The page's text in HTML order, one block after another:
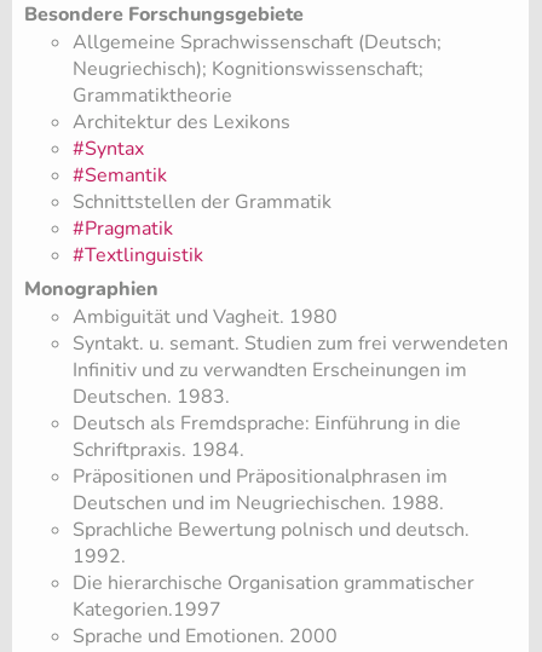
Besondere Forschungsgebiete
Allgemeine Sprachwissenschaft (Deutsch;
Neugriechisch); Kognitionswissenschaft;
Grammatiktheorie
Architektur des Lexikons
#Syntax
#Semantik
Schnittstellen der Grammatik
#Pragmatik
#Textlinguistik
Monographien
Ambiguität und Vagheit. 1980
Syntakt. u. semant. Studien zum frei verwendeten
Infinitiv und zu verwandten Erscheinungen im
Deutschen. 1983.
Deutsch als Fremdsprache: Einführung in die
Schriftpraxis. 1984.
Präpositionen und Präpositionalphrasen im
Deutschen und im Neugriechischen. 1988.
Sprachliche Bewertung polnisch und deutsch.
1992.
Die hierarchische Organisation grammatischer
Kategorien.1997
Sprache und Emotionen. 2000